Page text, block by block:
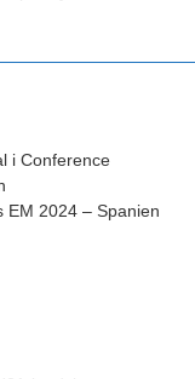
i Conference
EM 2024 – Spanien